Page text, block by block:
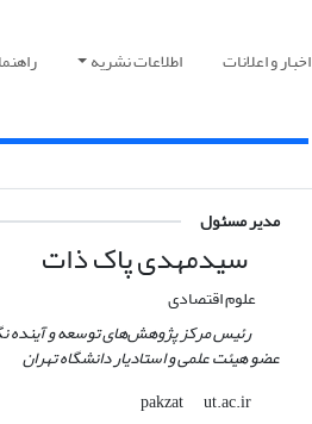
اخبار و اعلانات اطلاعات نشریه
مدیر مسئول
سیدمهدی پاک ذات
علوم اقتصادی
رئیس مرکز پژوهش‌های توسعه و آینده
عضو هیئت علمی و استادیار دانشگاه تهران
ut.ac.ir